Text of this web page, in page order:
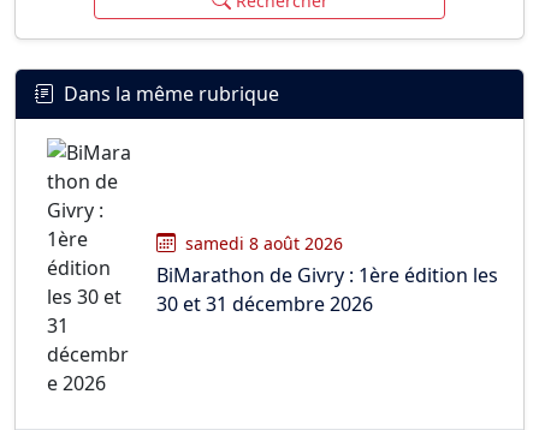
Dans la même rubrique
samedi 8 août 2026
BiMarathon de Givry : 1ère édition les
30 et 31 décembre 2026